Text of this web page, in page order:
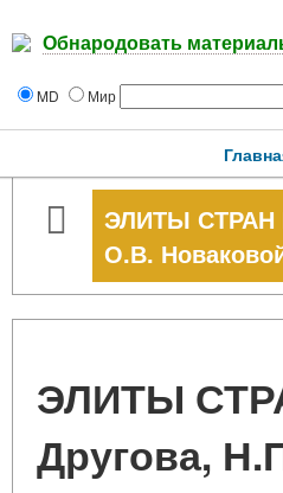
Обнародовать
MD Мир
ЭЛИТЫ СТРАН
О.В.
ЭЛИТЫ
Другова,